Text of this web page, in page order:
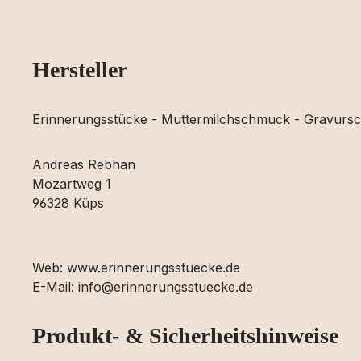
Hersteller
Erinnerungsstücke - Muttermilchschmuck -
Andreas Rebhan
Mozartweg 1
96328 Küps
Web: www.erinnerungsstuecke.de
E-Mail: info@erinnerungsstuecke.de
Produkt- & Sicherheitshinweise